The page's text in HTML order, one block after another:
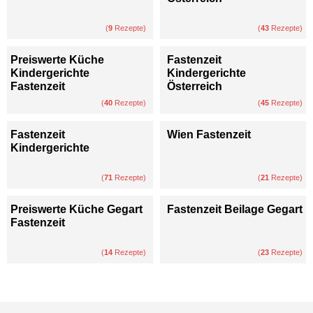
(9 Rezepte) (43 Rezepte)
Preiswerte Küche
Kindergerichte
Fastenzeit
(40 Rezepte)
Fastenzeit
Kindergerichte
Österreich
(45 Rezepte)
Fastenzeit
Kindergerichte
(71 Rezepte)
Wien Fastenzeit
(21 Rezepte)
Preiswerte Küche Gegart
Fastenzeit
(14 Rezepte)
Fastenzeit Beilage Gegart
(23 Rezepte)